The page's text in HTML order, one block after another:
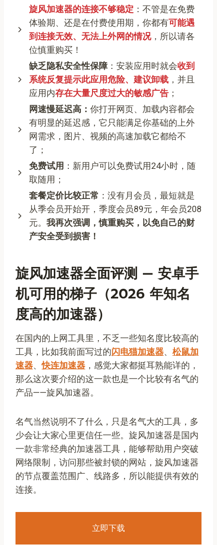
旋风加速器的连接不够稳定 ：不管是在免费
体验期、还是在付费使用期，你都有可能遇
到连接无效、无法上外网的情况，所以请各
位慎重购买！
缺乏隐私安全性保障：安装应用时就会收到
系统反复提示此应用危险、建议卸载 ，并且
应用内存在大量尺度过大的敏感广告 ；
网速慢延迟高： 你打开网页、加载内容都会
有明显的延迟感，它只能满足你基础的上外
网需求，图片、视频的高速加载它都给不
了；
免费试用 ：新用户可以免费试用24小时，随
取随用；
套餐定价比较正常 ：没有月会员，最短就是
从季会员开始开，季度会员89元，年会员208
元。 我再次强调，慎重购买，以免自己的财
产安全受到损害！
旋风加速器全面评测 — 安卓手
机可用的梯子（2026 年知名
度高的加速器）
在国内的上网工具里，不乏一些知名度比较高的
工具，比如我前面写过的闪电猫加速器、 松鼠加
速器、快连加速器 ，感觉大家都挺耳熟能详的，
那么这次要介绍的这一款也是一个比较有名气的
产品——旋风加速器。
名气当然说明不了什么，只是名气大的工具，多
少会让大家心里更信任一些。旋风加速器是国内
一款非常经典的加速器工具，能够帮助用户突破
网络限制，访问那些被封锁的网站，旋风加速器
的节点覆盖范围广、线路多，所以能提供有效的
连接。
立即下载